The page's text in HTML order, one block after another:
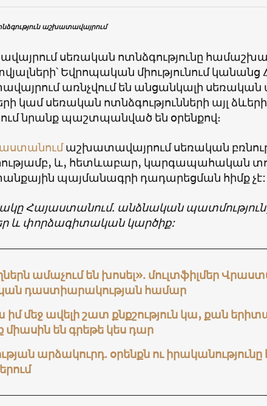
աշխատավայրում
սեռական ոտնձգությունը
Եվրոպական միությունում կանանց
առնչվում են անցանկալի
կամ սեռական ոտնձգությունների այլ
նրանք պաշտպանված են օրենքով։
աշխատավայրում սեռական
և, հետևաբար, կարգապահական
պայմանագրի դադարեցման հիմք չէ:
Հայաստանում. անձնական
և փորձագիտական կարծիք:
ամաչում են խոսել». մուլտֆիլմեր
դաստիարակության համար
իմ մեջ ավելի շատ քնքշություն կա, քան
միասին են գրեթե կես դար
արձակուրդ. օրենքն ու